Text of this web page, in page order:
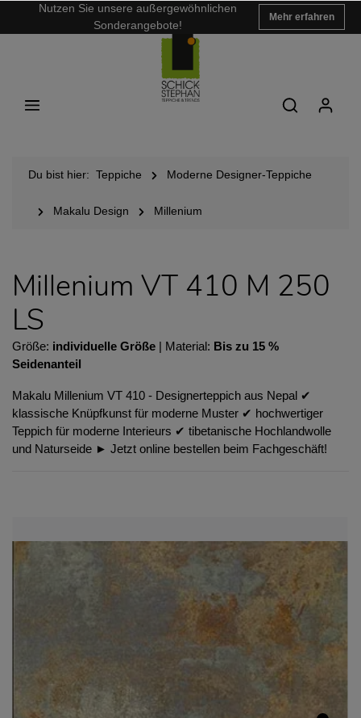
Nutzen Sie unsere außergewöhnlichen
Sonderangebote!
Mehr erfahren
Du bist hier: Teppiche Moderne Designer-Teppiche
Makalu Design Millenium
Millenium VT 410 M 250
LS
Größe: individuelle Größe | Material: Bis zu 15 %
Seidenanteil
Makalu Millenium VT 410 - Designerteppich aus Nepal ✔︎
klassische Knüpfkunst für moderne Muster ✔︎ hochwertiger
Teppich für moderne Interieurs ✔︎ tibetanische Hochlandwolle
und Naturseide ► Jetzt online bestellen beim Fachgeschäft!